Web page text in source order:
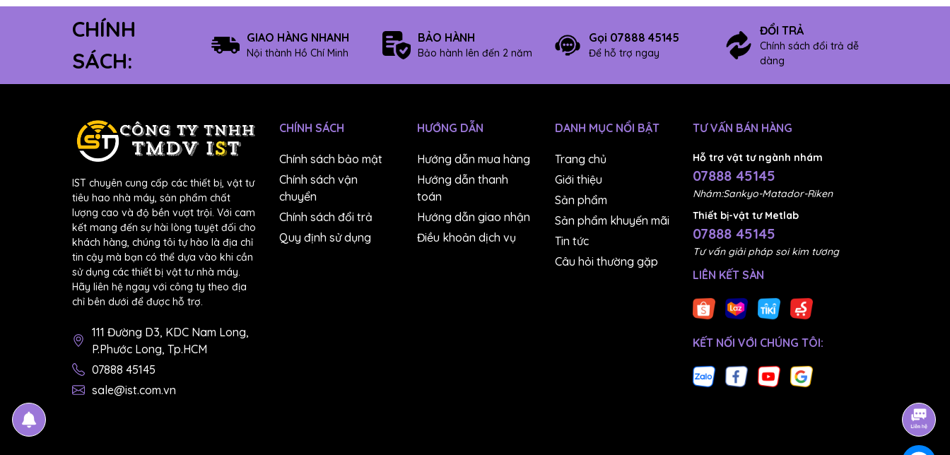
Điện áp DC
Dải đo 600.0 V
Điện trở
4000 Ω
Độ chính xác 1.0% ± 5
Tính thông mạch ≤70 Ω
Điện dung
Tần số
Phản hồi AC
Đèn nền
Giữ giá trị
Nhiệt độ tiếp xúc
Tối thiểu/Tối đa
CHÍNH
SÁCH:
GIAO HÀNG NHANH
Nội thành Hồ Chí Minh
BẢO HÀNH
Bảo hành lên đến 2 năm
Gọi 07888 45145
Để hỗ trợ ngay
ĐỔI TRẢ
Chính sách đổi trả dễ
dàng
IST chuyên cung cấp các thiết bị, vật tư
tiêu hao nhà máy, sản phẩm chất
lượng cao và độ bền vượt trội. Với cam
kết mang đến sự hài lòng tuyệt đối cho
khách hàng, chúng tôi tự hào là địa chỉ
tin cậy mà bạn có thể dựa vào khi cần
sử dụng các thiết bị vật tư nhà máy.
Hãy liên hệ ngay với công ty theo địa
chỉ bên dưới để được hỗ trợ.
111 Đường D3, KDC Nam Long,
P.Phước Long, Tp.HCM
07888 45145
sale@ist.com.vn
CHÍNH SÁCH
Chính sách bảo mật
Chính sách vận
chuyển
Chính sách đổi trả
Quy định sử dụng
HƯỚNG DẪN
Hướng dẫn mua hàng
Hướng dẫn thanh
toán
Hướng dẫn giao nhận
Điều khoản dịch vụ
DANH MỤC NỔI BẬT
Trang chủ
Giới thiệu
Sản phẩm
Sản phẩm khuyến mãi
Tin tức
Câu hỏi thường gặp
TƯ VẤN BÁN HÀNG
Hỗ trợ vật tư ngành nhám
07888 45145
Nhám:Sankyo-Matador-Riken
Thiết bị-vật tư Metlab
07888 45145
Tư vấn giải pháp soi kim tương
LIÊN KẾT SÀN
KẾT NỐI VỚI CHÚNG TÔI: